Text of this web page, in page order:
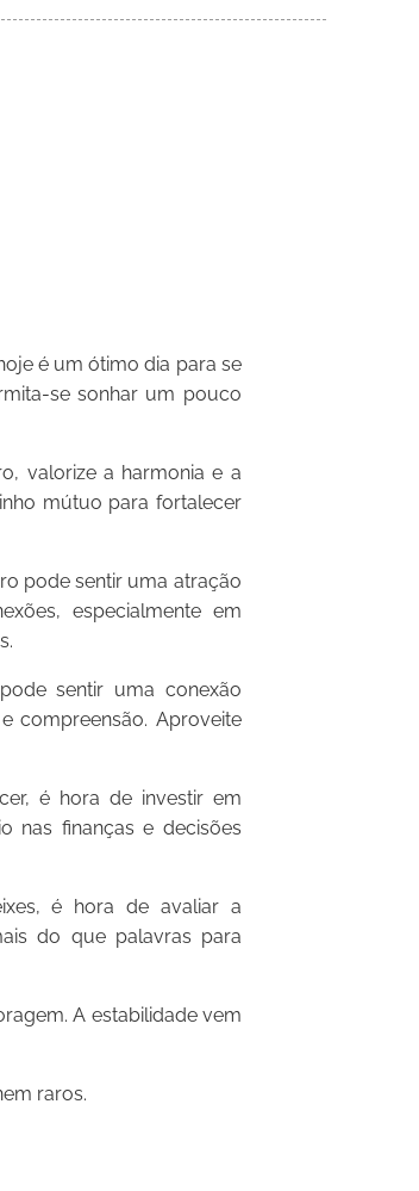
é um ótimo dia para se
se sonhar um pouco
valorize a harmonia e a
mútuo para fortalecer
pode sentir uma atração
especialmente em
sentir uma conexão
compreensão. Aproveite
é hora de investir em
nas finanças e decisões
é hora de avaliar a
do que palavras para
A estabilidade vem
raros.